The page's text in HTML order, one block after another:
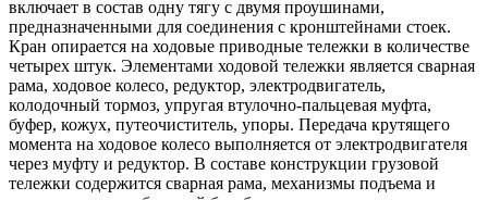
включает в состав одну тягу с двумя проушинами,
предназначенными для соединения с кронштейнами стоек.
Кран опирается на ходовые приводные тележки в количестве
четырех штук. Элементами ходовой тележки является сварная
рама, ходовое колесо, редуктор, электродвигатель,
колодочный тормоз, упругая втулочно-пальцевая муфта,
буфер, кожух, путеочиститель, упоры. Передача крутящего
момента на ходовое колесо выполняется от электродвигателя
через муфту и редуктор. В составе конструкции грузовой
тележки содержится сварная рама, механизмы подъема и